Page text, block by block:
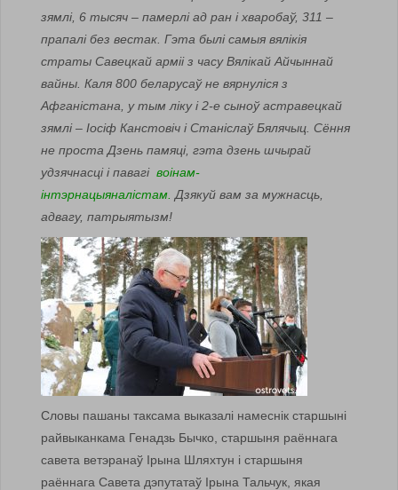
зямлі, 6 тысяч – памерлі ад ран і хваробаў, 311 –
прапалі без вестак. Гэта былі самыя вялікія
страты Савецкай арміі з часу Вялікай Айчыннай
вайны. Каля 800 беларусаў не вярнуліся з
Афганістана, у тым ліку і 2-е сыноў астравецкай
зямлі – Іосіф Канстовіч і Станіслаў Бялячыц. Сёння
не проста Дзень памяці, гэта дзень шчырай
удзячнасці і павагі воінам-
інтэрнацыяналістам. Дзякуй вам за мужнасць,
адвагу, патрыятызм!
Словы пашаны таксама выказалі намеснік старшыні
райвыканкама Генадзь Бычко, старшыня раённага
савета ветэранаў Ірына Шляхтун і старшыня
раённага Савета дэпутатаў Ірына Тальчук, якая